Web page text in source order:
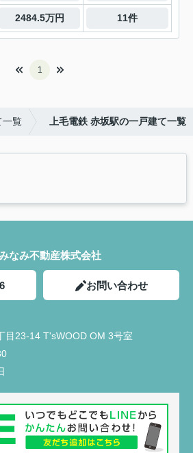
2484.5万円 11件
1
一覧 上毛電鉄 赤坂駅の一戸建て一覧
なみ不動産株式会社
お問い合わせ
目23‐14 T'sWOOD OM 3号室